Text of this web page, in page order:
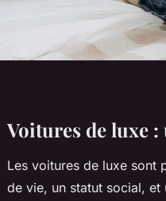
Voitures de luxe
Les voitures de luxe sont
de vie, un statut social, et